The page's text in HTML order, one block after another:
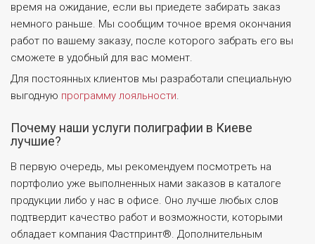
время на ожидание, если вы приедете забирать заказ
немного раньше. Мы сообщим точное время окончания
работ по вашему заказу, после которого забрать его вы
сможете в удобный для вас момент.
Для постоянных клиентов мы разработали специальную
выгодную программу лояльности.
Почему наши услуги полиграфии в Киеве
лучшие?
В первую очередь, мы рекомендуем посмотреть на
портфолио уже выполненных нами заказов в каталоге
продукции либо у нас в офисе. Оно лучше любых слов
подтвердит качество работ и возможности, которыми
обладает компания Фастпринт®. Дополнительным